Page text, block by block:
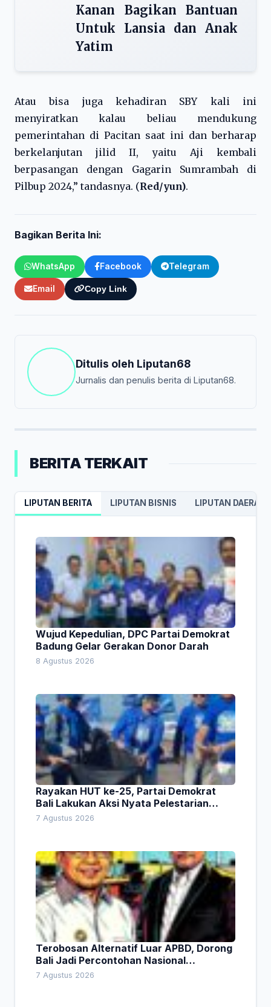
Kanan Bagikan Bantuan
Untuk Lansia dan Anak
Yatim
Atau bisa juga kehadiran SBY kali ini
menyiratkan kalau beliau mendukung
pemerintahan di Pacitan saat ini dan berharap
berkelanjutan jilid II, yaitu Aji kembali
berpasangan dengan Gagarin Sumrambah di
Pilbup 2024,” tandasnya. (Red/yun).
Bagikan Berita Ini:
WhatsApp Facebook Telegram
Email Copy Link
Ditulis oleh Liputan68
Jurnalis dan penulis berita di Liputan68.
BERITA TERKAIT
LIPUTAN BERITA LIPUTAN BISNIS LIPUTAN DAERAH
Wujud Kepedulian, DPC Partai Demokrat
Badung Gelar Gerakan Donor Darah
8 Agustus 2026
Rayakan HUT ke-25, Partai Demokrat
Bali Lakukan Aksi Nyata Pelestarian
Lingkungan
7 Agustus 2026
Terobosan Alternatif Luar APBD, Dorong
Bali Jadi Percontohan Nasional
Pembiayaan Daerah
7 Agustus 2026